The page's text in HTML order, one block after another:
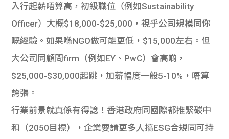
入行起薪唔算高，初級職位（例如Sustainability
Officer）大概$18,000-$25,000，視乎公司規模同你
嘅經驗。如果喺NGO做可能更低，$15,000左右。但
大公司同顧問firm（例如EY、PwC）會高啲，
$25,000-$30,000起跳，加薪幅度一般5-10%，唔算
誇張。
行業前景就真係有得諗！香港政府同國際都推緊碳中
和（2050目標），企業要請更多人搞ESG合規同可持